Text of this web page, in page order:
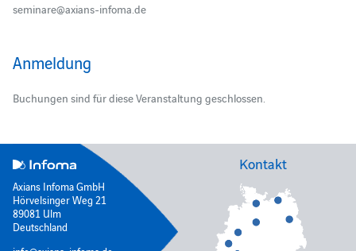
seminare@axians-infoma.de
Anmeldung
Buchungen sind für diese Veranstaltung geschlossen.
Axians Infoma GmbH
Hörvelsinger Weg 21
89081 Ulm
Deutschland
Kontakt